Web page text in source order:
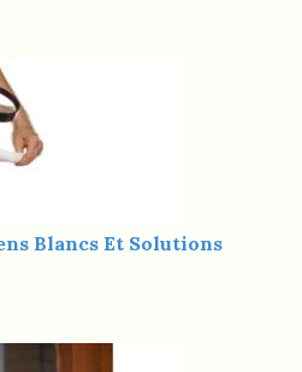
Blancs Et Solutions